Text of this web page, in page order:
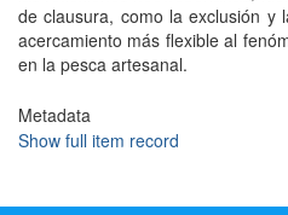
de clausura, como la exclusión y
acercamiento más flexible al
en la pesca artesanal.
Metadata
Show full item record